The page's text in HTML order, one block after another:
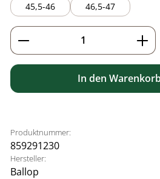
45,5-46
46,5-47
Produkt Anzahl: Gib
In den
Produktnummer:
859291230
Hersteller:
Ballop